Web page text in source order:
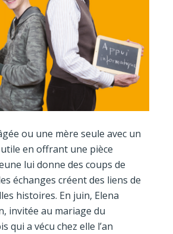
ou une mère seule avec un
en offrant une pièce
lui donne des coups de
échanges créent des liens de
histoires. En juin, Elena
invitée au mariage du
qui a vécu chez elle l’an